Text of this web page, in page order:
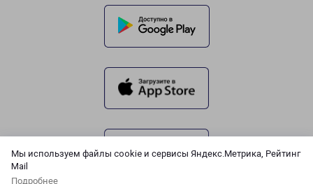
Мы используем файлы cookie и сервисы Яндекс.Метрика, Рейтинг
Mail
Подробнее